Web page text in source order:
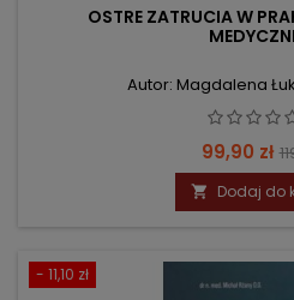
OSTRE ZATRUCIA W
Autor: Magdalena
Cena
99,90 zł
 Dodaj do
- 11,10 zł